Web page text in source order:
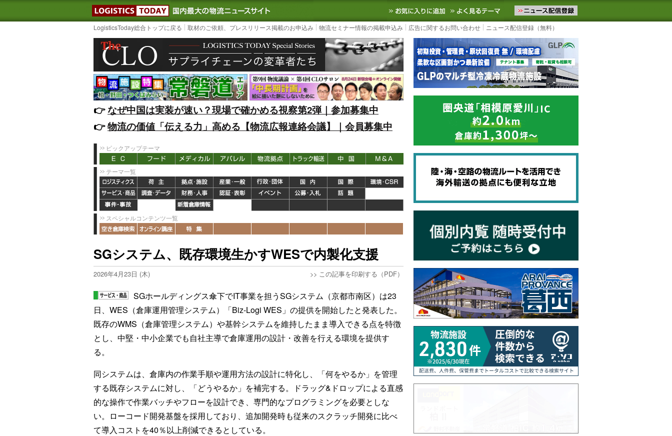
LOGISTICS TODAY｜国内最大の物流ニュースサイト3PL, SCMなど国内外の最新の物流ニュースをお届けします。物流ニュースメール配信を登録す
お気に入りに追加 よく見るテーマ
LogisticsToday総合トップに戻る 取材のご依頼、プレスリリース掲載のお申込み 物流セミナー情報の掲載申込み 広告に関するお問い合わせ ニュース配信登録（無料）
👉️なぜ中国は実装が速い？現場で確かめる視察第2弾｜参加募集中
👉️物流の価値「伝える力」高める【物流広報連絡会議】｜会員募集中
ピックアップテーマ
テーマ一覧
スペシャルコンテンツ一覧
SGシステム、既存環境生かすWESで内製化支援
2026年4月23日 (木) >> この記事を印刷する（PDF）
SGホールディングス傘下でIT事業を担うSGシステム（京都市南区）は23
日、WES（倉庫運用管理システム）「Biz-Logi WES」の提供を開始したと発表した。
既存のWMS（倉庫管理システム）や基幹システムを維持したまま導入できる点を特徴
とし、中堅・中小企業でも自社主導で倉庫運用の設計・改善を行える環境を提供す
る。
同システムは、倉庫内の作業手順や運用方法の設計に特化し、「何をやるか」を管理
する既存システムに対し、「どうやるか」を補完する。ドラッグ&ドロップによる直感
的な操作で作業バッチやフローを設計でき、専門的なプログラミングを必要としな
い。ローコード開発基盤を採用しており、追加開発時も従来のスクラッチ開発に比べ
て導入コストを40％以上削減できるとしている。